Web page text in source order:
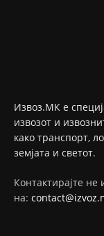
Извоз.МК е
извозот и
како транспорт,
земјата и светот.
Контактирајте
на: